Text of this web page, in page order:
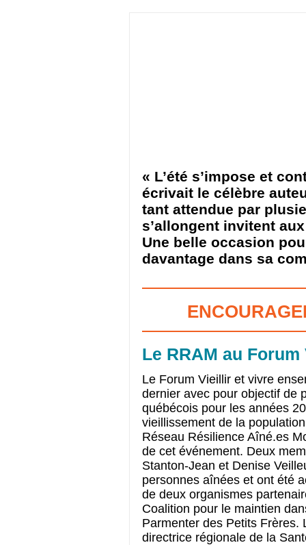
« L’été s’impose et
écrivait le célèbre
tant attendue par
s’allongent invitent
Une belle occasion
davantage dans sa
Le RRAM au
Le Forum Vieillir et vivre
dernier avec pour objectif de
québécois pour les années
vieillissement de la
Réseau Résilience Aîné.es
de cet événement. Deux
Stanton-Jean et Denise
personnes aînées et ont été
de deux organismes
Coalition pour le maintien
Parmenter des Petits Frères.
directrice régionale de la